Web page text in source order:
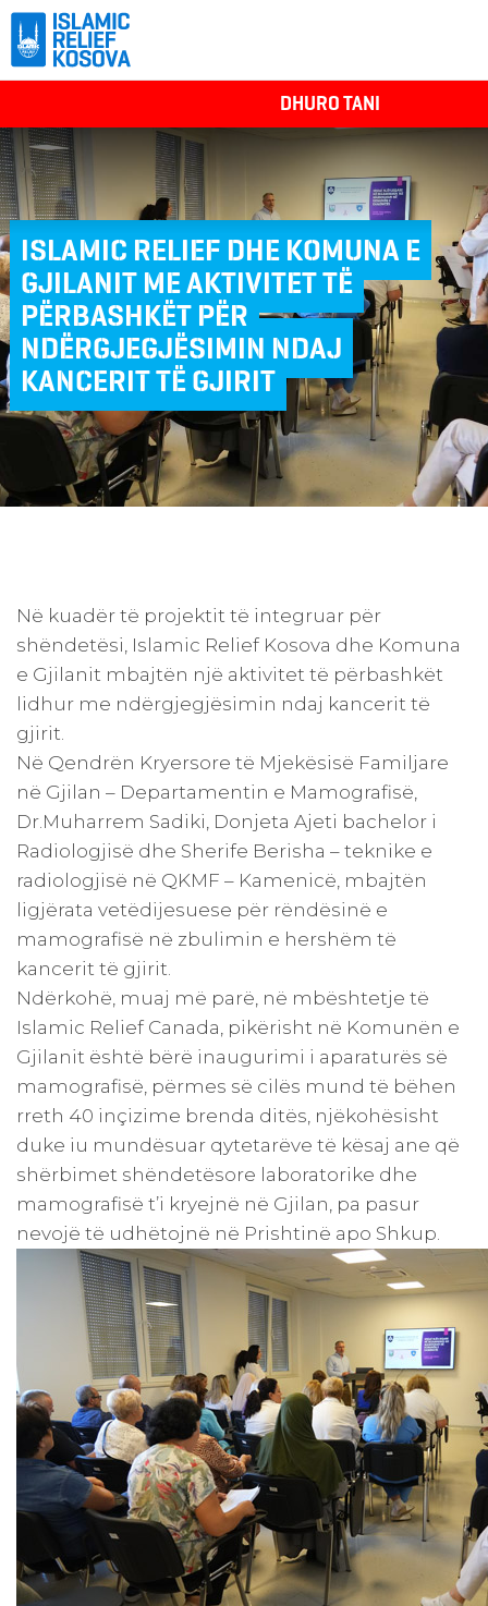
DHURO TANI
ISLAMIC RELIEF DHE KOMUNA E
GJILANIT ME AKTIVITET TË
PËRBASHKËT PËR
NDËRGJEGJËSIMIN NDAJ
KANCERIT TË GJIRIT
Në kuadër të projektit të integruar për
shëndetësi, Islamic Relief Kosova dhe Komuna
e Gjilanit mbajtën një aktivitet të përbashkët
lidhur me ndërgjegjësimin ndaj kancerit të
gjirit.
Në Qendrën Kryersore të Mjekësisë Familjare
në Gjilan – Departamentin e Mamografisë,
Dr.Muharrem Sadiki, Donjeta Ajeti bachelor i
Radiologjisë dhe Sherife Berisha – teknike e
radiologjisë në QKMF – Kamenicë, mbajtën
ligjërata vetëdijesuese për rëndësinë e
mamografisë në zbulimin e hershëm të
kancerit të gjirit.
Ndërkohë, muaj më parë, në mbështetje të
Islamic Relief Canada, pikërisht në Komunën e
Gjilanit është bërë inaugurimi i aparaturës së
mamografisë, përmes së cilës mund të bëhen
rreth 40 inçizime brenda ditës, njëkohësisht
duke iu mundësuar qytetarëve të kësaj ane që
shërbimet shëndetësore laboratorike dhe
mamografisë t’i kryejnë në Gjilan, pa pasur
nevojë të udhëtojnë në Prishtinë apo Shkup.